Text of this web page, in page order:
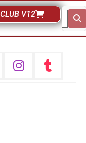
CLUB V12